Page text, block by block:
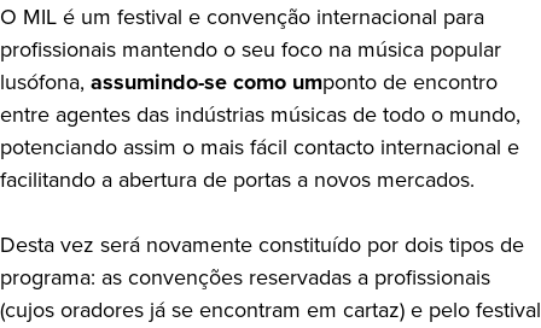
O MIL é um festival e convenção internacional para
profissionais mantendo o seu foco na música popular
lusófona, assumindo-se como umponto de encontro
entre agentes das indústrias músicas de todo o mundo,
potenciando assim o mais fácil contacto internacional e
facilitando a abertura de portas a novos mercados.
Desta vez será novamente constituído por dois tipos de
programa: as convenções reservadas a profissionais
(cujos oradores já se encontram em cartaz) e pelo festival